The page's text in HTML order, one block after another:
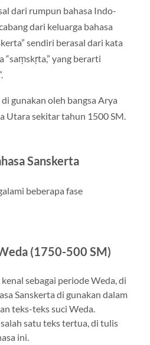
dari rumpun bahasa Indo-
dari keluarga bahasa
sendiri berasal dari kata
“saṃskṛta,” yang berarti
gunakan oleh bangsa Arya
Utara sekitar tahun 1500 SM.
Sanskerta
beberapa fase
(1750-500 SM)
kenal sebagai periode Weda, di
Sanskerta di gunakan dalam
teks-teks suci Weda.
salah satu teks tertua, di tulis
ini.